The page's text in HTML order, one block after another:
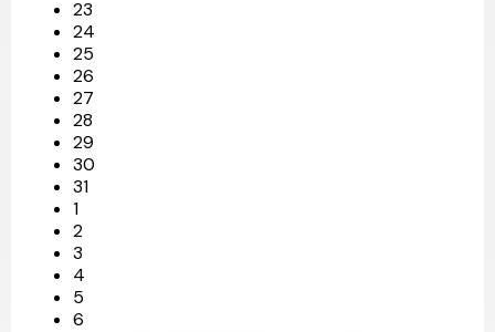
23
24
25
26
27
28
29
30
31
1
2
3
4
5
6